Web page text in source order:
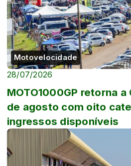
Motovelocidade
28/07/2026
MOTO1000GP retorna
de agosto com oito
ingressos disponíveis